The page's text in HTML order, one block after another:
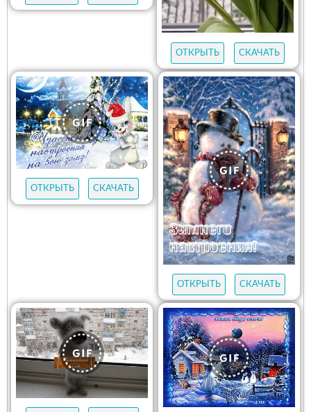
ОТКРЫТЬ СКАЧАТЬ
ОТКРЫТЬ СКАЧАТЬ
ОТКРЫТЬ СКАЧАТЬ